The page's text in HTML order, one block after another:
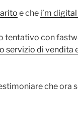
e che i’m
tentativo con
servizio di vendita
che ora